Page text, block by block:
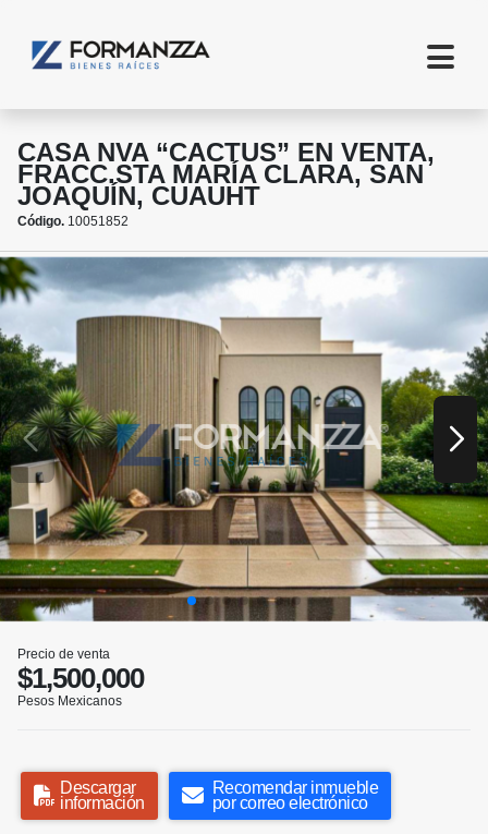
CASA NVA “CACTUS” EN VENTA,
FRACC.STA MARÍA CLARA, SAN
JOAQUÍN, CUAUHT
Código. 10051852
Precio de venta
$1,500,000
Pesos Mexicanos
Descargar
información
Recomendar inmueble
por correo electrónico